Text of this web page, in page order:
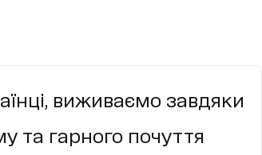
виживаємо завдяки
та гарного почуття